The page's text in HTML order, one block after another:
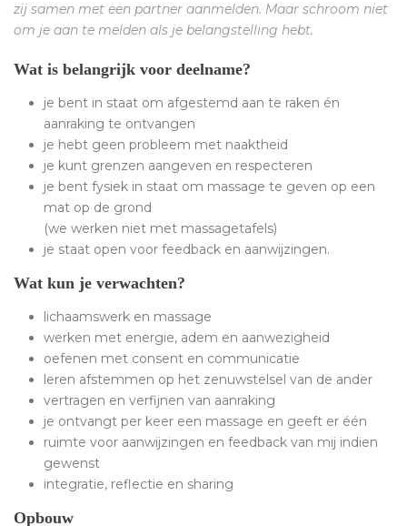
zij samen met een partner aanmelden. Maar schroom niet
om je aan te melden als je belangstelling hebt.
Wat is belangrijk voor deelname?
je bent in staat om afgestemd aan te raken én
aanraking te ontvangen
je hebt geen probleem met naaktheid
je kunt grenzen aangeven en respecteren
je bent fysiek in staat om massage te geven op een
mat op de grond
(we werken niet met massagetafels)
je staat open voor feedback en aanwijzingen.
Wat kun je verwachten?
lichaamswerk en massage
werken met energie, adem en aanwezigheid
oefenen met consent en communicatie
leren afstemmen op het zenuwstelsel van de ander
vertragen en verfijnen van aanraking
je ontvangt per keer een massage en geeft er één
ruimte voor aanwijzingen en feedback van mij indien
gewenst
integratie, reflectie en sharing
Opbouw